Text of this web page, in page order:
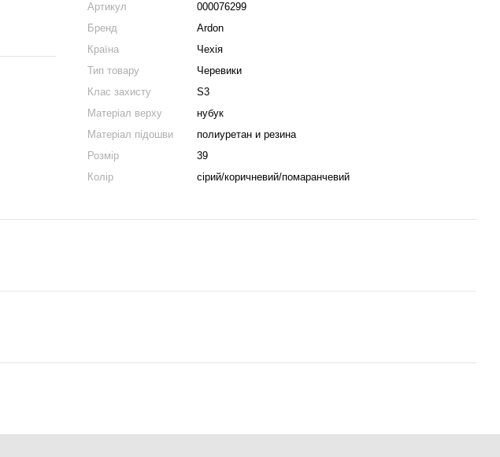
Артикул
000076299
Бренд
Ardon
Країна
Чехія
Тип товару
Черевики
Клас захисту
S3
Матеріал верху
нубук
Матеріал підошви
полиуретан и резина
Розмір
39
Колір
сірий/коричневий/помаранчевий